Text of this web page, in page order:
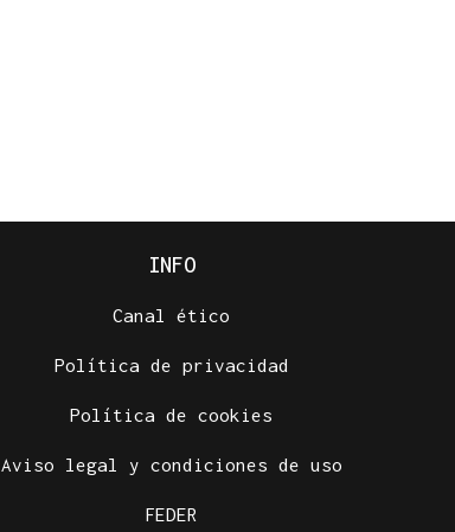
INFO
Canal ético
Política de privacidad
Política de cookies
Aviso legal y condiciones de uso
FEDER